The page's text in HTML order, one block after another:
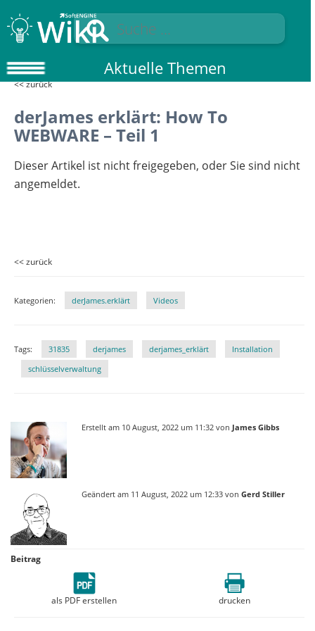
Aktuelle Themen
<< zurück
derJames erklärt: How To
WEBWARE – Teil 1
Dieser Artikel ist nicht freigegeben, oder Sie sind nicht
angemeldet.
<< zurück
Kategorien: derJames.erklärt Videos
Tags: 31835 derjames derjames_erklärt
Installation
schlüsselverwaltung
Erstellt am 10 August, 2022 um 11:32 von James Gibbs
Geändert am 11 August, 2022 um 12:33 vonGerd Stiller
Beitrag
als PDF erstellen drucken